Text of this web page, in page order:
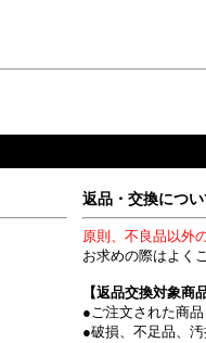
返品・交換につい
原則、不良品以外
お求めの際はよく
【返品交換対象商品
●ご注文された商
●破損、不足品、